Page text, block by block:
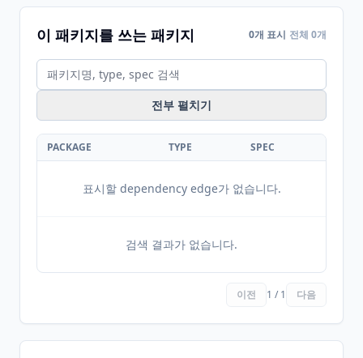
이 패키지를 쓰는 패키지 0개 표시 전체 0개
전부 펼치기
PACKAGE TYPE SPEC
표시할 dependency edge가 없습니다.
검색 결과가 없습니다.
이전 1 / 1 다음